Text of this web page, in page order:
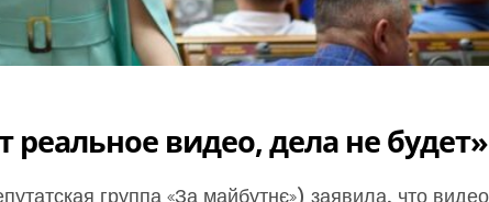
реальное видео, дела не будет»